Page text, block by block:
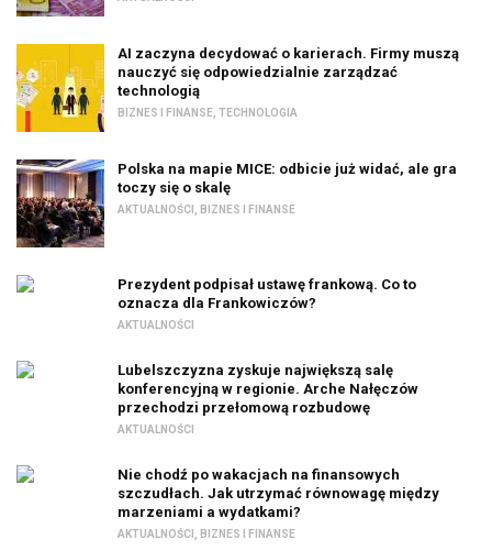
AI zaczyna decydować o karierach. Firmy muszą
nauczyć się odpowiedzialnie zarządzać
technologią
BIZNES I FINANSE TECHNOLOGIA
Polska na mapie MICE: odbicie już widać, ale gra
toczy się o skalę
AKTUALNOŚCI BIZNES I FINANSE
Prezydent podpisał ustawę frankową. Co to
oznacza dla Frankowiczów?
AKTUALNOŚCI
Lubelszczyzna zyskuje największą salę
konferencyjną w regionie. Arche Nałęczów
przechodzi przełomową rozbudowę
AKTUALNOŚCI
Nie chodź po wakacjach na finansowych
szczudłach. Jak utrzymać równowagę między
marzeniami a wydatkami?
AKTUALNOŚCI BIZNES I FINANSE